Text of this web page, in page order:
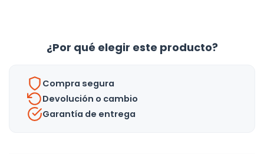
¿Por qué elegir este producto?
Compra segura
Devolución o cambio
Garantía de entrega